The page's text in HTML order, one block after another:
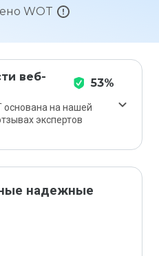
WOT
веб-
53%
основана на нашей
экспертов
надежные